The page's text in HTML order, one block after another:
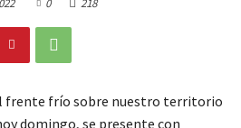
frente frío sobre nuestro territorio
domingo, se presente con